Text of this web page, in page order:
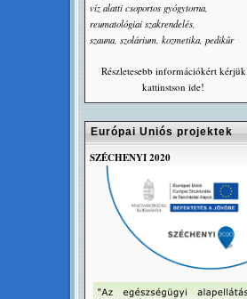
víz alatti csoportos gyógytorna,
reumatológiai szakrendelés,
szauna, szolárium, kozmetika, pedikûr
Részletesebb információkért kérjük
kattinstson ide!
Európai Uniós projektek
SZÉCHENYI 2020